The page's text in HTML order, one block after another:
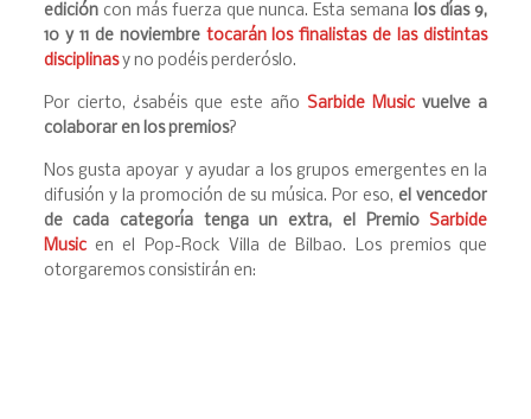
edicióncon más fuerza que nunca. Esta semana los días 9,
10 y 11 de noviembre tocarán los finalistas de las distintas
disciplinasy no podéis perderóslo.
Por cierto, ¿sabéis que este año Sarbide Music vuelve a
colaborar en los premios?
Nos gusta apoyar y ayudar a los grupos emergentes en la
difusión y la promoción de su música. Por eso, el vencedor
de cada categoría tenga un extra, el PremioSarbide
Music en el Pop-Rock Villa de Bilbao. Los premios que
otorgaremos consistirán en: